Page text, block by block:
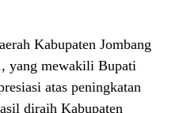
Kabupaten Jombang
yang mewakili Bupati
atas peningkatan
diraih Kabupaten